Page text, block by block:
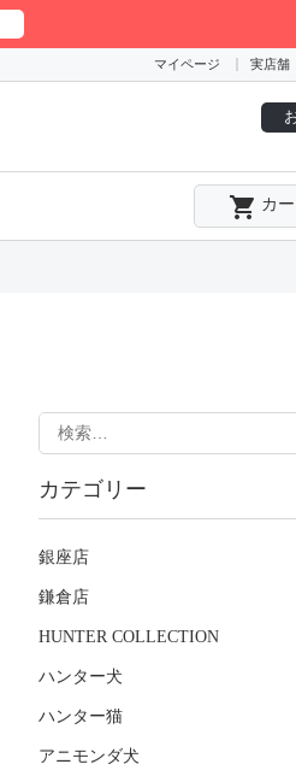
マイページ 実店舗
local_grocery_store カ
カテゴリー
銀座店
鎌倉店
HUNTER COLLECTION
ハンター犬
ハンター猫
アニモンダ犬